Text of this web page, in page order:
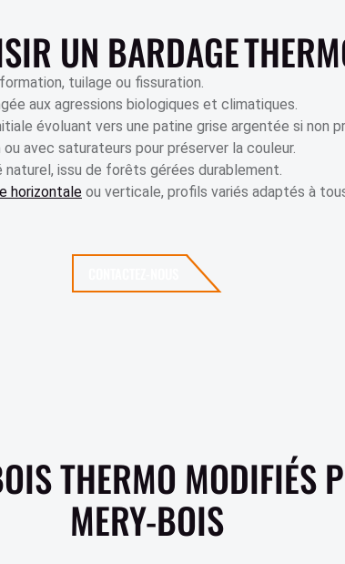
UN BARDAGE
tuilage ou fissuration.
aux agressions biologiques et climatiques.
évoluant vers une patine grise argentée si non
avec saturateurs pour préserver la couleur.
naturel, issu de forêts gérées durablement.
horizontale ou verticale, profils variés adaptés à
THERMO MODIFIÉS
MERY-BOIS